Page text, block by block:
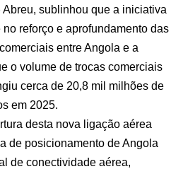
sublinhou que a iniciativa
reforço e aprofundamento das
entre Angola e a
o volume de trocas comerciais
cerca de 20,8 mil milhões de
em 2025.
desta nova ligação aérea
de posicionamento de Angola
de conectividade aérea,